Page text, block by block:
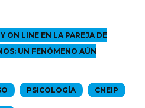
ON LINE EN LA PAREJA DE
UN FENÓMENO AÚN
PSICOLOGÍA CNEIP